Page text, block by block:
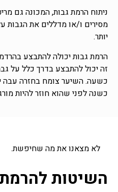
ניתוח הרמת גבות, המכונה גם
מסירים ו/או מדללים את הגבות
יותר.
הרמת גבות יכולה להתבצע
זה יכול להתבצע בדרך כלל על
כשעה. השיער צומח בחזרה עבה
כשנה לפני שהוא חוזר להיות
לא מצאנו את מה שחיפשת.
השיטות